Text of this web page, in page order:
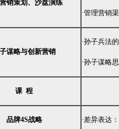
销策划、沙盘演练
·管理营销
谋略与创新营销
·孙子兵法
·孙子谋略
课 程
品牌4S战略 ·差异表达